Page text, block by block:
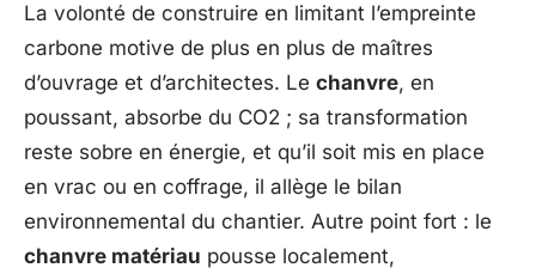
La volonté de construire en limitant l’empreinte
carbone motive de plus en plus de maîtres
d’ouvrage et d’architectes. Le chanvre, en
poussant, absorbe du CO2 ; sa transformation
reste sobre en énergie, et qu’il soit mis en place
en vrac ou en coffrage, il allège le bilan
environnemental du chantier. Autre point fort : le
chanvre matériau pousse localement,